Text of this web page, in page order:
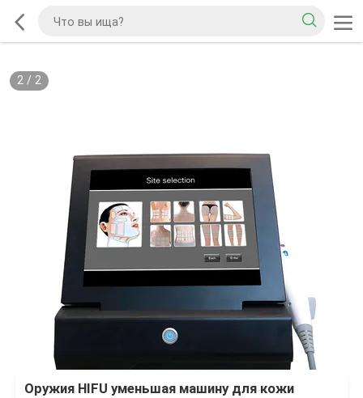
2/ 2
Оружия HIFU уменьшая машину для кожи